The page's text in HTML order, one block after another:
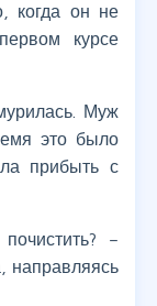
когда он не
курсе
Муж
это было
прибыть с
–
направляясь